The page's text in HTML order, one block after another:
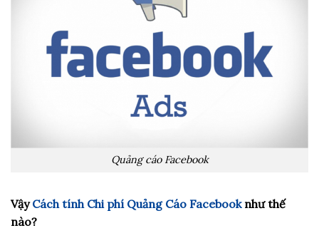
Quảng cáo Facebook
VậyCách tính Chi phí Quảng Cáo Facebooknhư thế
nào?